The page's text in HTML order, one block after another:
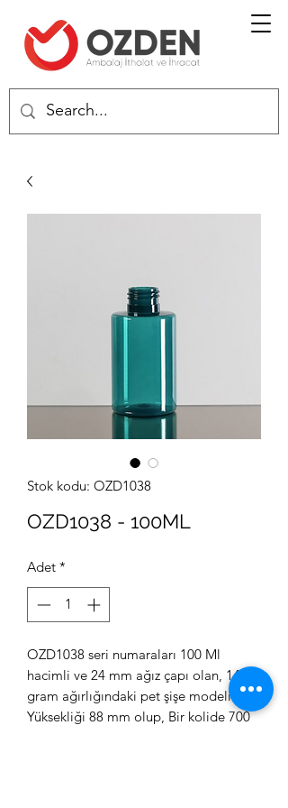
Stok kodu: OZD1038
OZD1038 - 100ML
Adet *
OZD1038 seri numaraları 100 Ml
hacimli ve 24 mm ağız çapı olan, 14
gram ağırlığındaki pet şişe modeli.
Yüksekliği 88 mm olup, Bir kolide 700